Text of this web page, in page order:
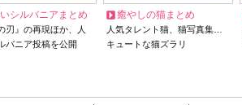
シルバニアまとめ
刃』の再現ほか、人
バニア投稿を公開
癒やしの猫まとめ
人気タレント猫、猫写真集…
キュートな猫ズラリ